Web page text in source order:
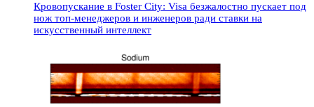
Кровопускание в Foster City: Visa безжалостно пускает под
нож топ-менеджеров и инженеров ради ставки на
искусственный интеллект